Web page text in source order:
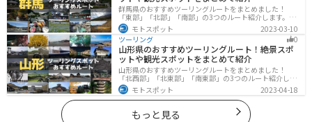
群馬県のおすすめツーリングルートをまとめました！
「東部」「北部」「南部」の3つのルート紹介します。草
津温泉や伊香保温泉など全国でも有名な温泉や豊かな自
然を満喫するツーリングができます。バイクで群馬県に
ツーリングに行く際は参考にしてください。
モトスポット
2023-03-10
ツーリング
0
山形県のおすすめツーリングルート！絶景スポ
ットや観光スポットをまとめて紹介
山形県のおすすめツーリングルートをまとめました！
「北西部」「北東部」「南東部」の3つのルート紹介しま
す。豊かな自然と歴史的な観光スポット、山と海どちら
も堪能できるスポットが多数あります。バイクで山形県
にツーリングに行く際は参考にしてください。
モトスポット 2023-04-18
もっと見る